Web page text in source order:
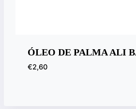
ÓLEO DE PALMA ALI
€2,60